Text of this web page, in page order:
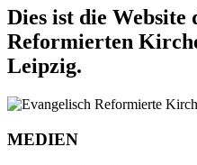
Dies ist die Website
Reformierten
Leipzig.
MEDIEN